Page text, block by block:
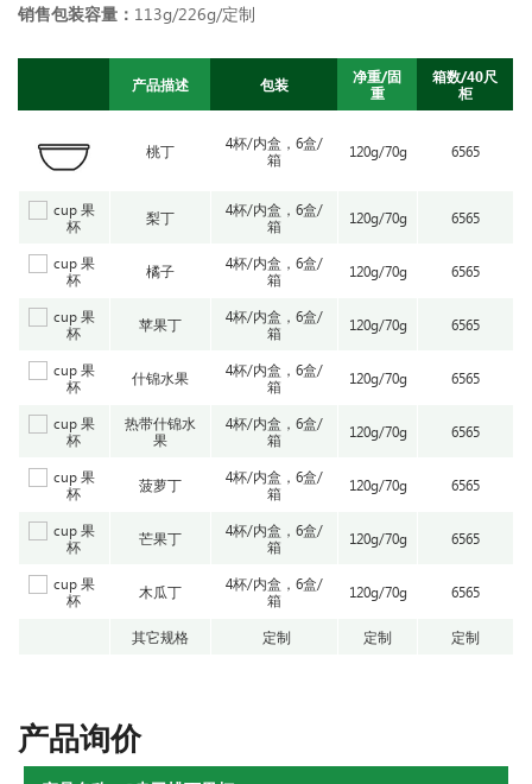
销售包装容量： 113g/226g/定制
产品描述 包装
净重/固
重
箱数/40尺
柜
桃丁
4杯/内盒，6盒/
箱
120g/70g 6565
梨丁
4杯/内盒，6盒/
箱
120g/70g 6565
橘子
4杯/内盒，6盒/
箱
120g/70g 6565
苹果丁
4杯/内盒，6盒/
箱
120g/70g 6565
什锦水果
4杯/内盒，6盒/
箱
120g/70g 6565
热带什锦水
果
4杯/内盒，6盒/
箱
120g/70g 6565
菠萝丁
4杯/内盒，6盒/
箱
120g/70g 6565
芒果丁
4杯/内盒，6盒/
箱
120g/70g 6565
木瓜丁
4杯/内盒，6盒/
箱
120g/70g 6565
其它规格 定制 定制 定制
产品询价